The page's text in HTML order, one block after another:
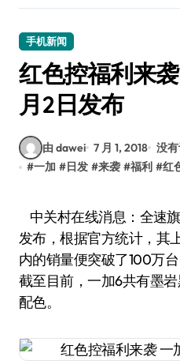
手机新闻
红色控福利来
月2日发布
由 dawei 7 月 1, 2018 没
#一加 #日发 #来袭 #福利 #红
中关村在线消息：全速旗舰一加6于5月17日在北京
发布，根据官方统计，其
内的销量便突破了100万
截至目前，一加6共有墨
配色。